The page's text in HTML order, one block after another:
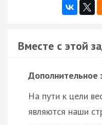
Вместе с этой
Дополнительное
На пути к цели
являются наши